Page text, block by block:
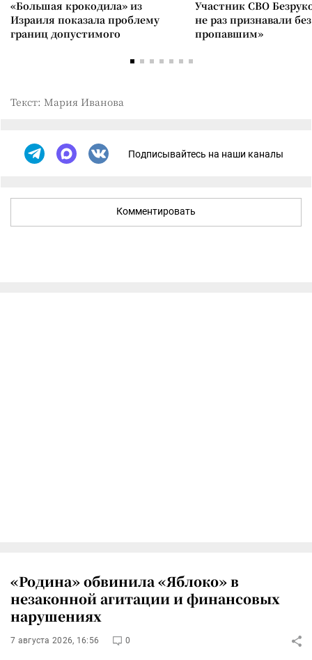
«Большая крокодила» из
Израиля показала проблему
границ допустимого
Участник СВО
не раз признавали
пропавшим»
Текст: Мария Иванова
Подписывайтесь на наши каналы
Комментировать
«Родина» обвинила «Яблоко» в
незаконной агитации и финансовых
нарушениях
7 августа 2026, 16:56 0